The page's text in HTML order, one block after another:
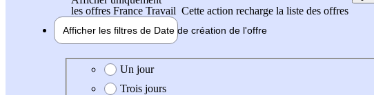
les offres France Travail Cette action recharge la liste des offres
Afficher les filtres de Date de création de l'offre
Date de création de l'offre
Un jour
Trois jours